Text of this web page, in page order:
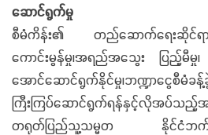
ဆောင်ရွက်မှု
စီမံကိန်း၏ တည်ဆောက်ရေးဆိုင်ရ
ကောင်းမွန်မှု၊အရည်အသွေး ပြည့်မီမှု၊
အောင်ဆောင်ရွက်နိုင်မှု၊ဘဏ္ဍာငွေစီ
ကြီးကြပ်ဆောင်ရွက်ရန်နှင့်လိုအပ်သည့်အ
တရုတ်ပြည်သူ့သမ္မတ နိုင်ငံဘက်မှ